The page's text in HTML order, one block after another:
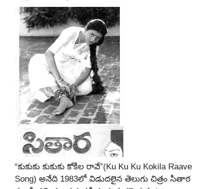
“కుకుకు కుకుకు కోకిల రావే”(Ku Ku Ku Kokila Raave
Song) అనేది 1983లో విడుదలైన తెలుగు చిత్రం సితార